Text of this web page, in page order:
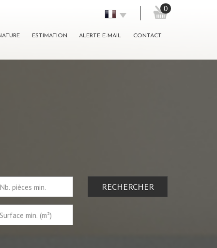
0
ESTIMATION ALERTE E-MAIL CONTACT
RECHERCHER